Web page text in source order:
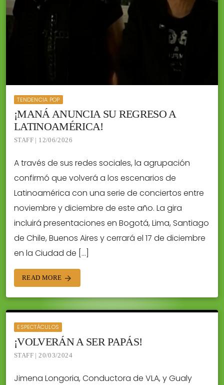
TENDENCIA POP
¡MANÁ ANUNCIA SU REGRESO A
LATINOAMÉRICA!
STAFF | 12/06/2026
A través de sus redes sociales, la agrupación
confirmó que volverá a los escenarios de
Latinoamérica con una serie de conciertos entre
noviembre y diciembre de este año. La gira
incluirá presentaciones en Bogotá, Lima, Santiago
de Chile, Buenos Aires y cerrará el 17 de diciembre
en la Ciudad de […]
READ MORE arrow_forward
ESPECTÁCULOS
¡VOLVERÁN A SER PAPÁS!
STAFF | 20/03/2024
Jimena Longoria, Conductora de VLA, y Gualy